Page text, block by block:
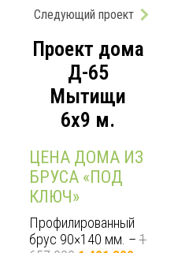
Следующий проект
Проект дома
Д-65
Мытищи
6x9 м.
ЦЕНА ДОМА ИЗ
БРУСА «ПОД
КЛЮЧ»
Профилированный
брус 90×140 мм. –1